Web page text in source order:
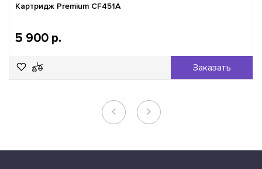
Картридж Premium CF451A
5 900 р.
Заказать